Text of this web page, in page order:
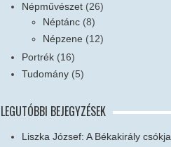
Népművészet (26)
Néptánc (8)
Népzene (12)
Portrék (16)
Tudomány (5)
LEGUTÓBBI BEJEGYZÉSEK
Liszka József: A Békakirály csókja